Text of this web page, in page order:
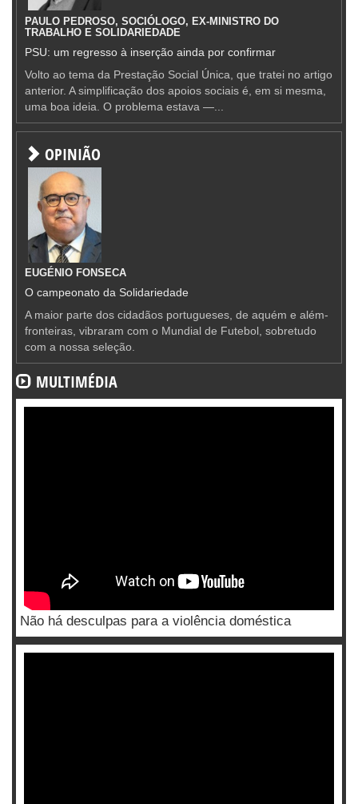
PAULO PEDROSO, SOCIÓLOGO, EX-MINISTRO DO
TRABALHO E SOLIDARIEDADE
PSU: um regresso à inserção ainda por confirmar
Volto ao tema da Prestação Social Única, que tratei no artigo
anterior. A simplificação dos apoios sociais é, em si mesma,
uma boa ideia. O problema estava —...
OPINIÃO
EUGÉNIO FONSECA
O campeonato da Solidariedade
A maior parte dos cidadãos portugueses, de aquém e além-
fronteiras, vibraram com o Mundial de Futebol, sobretudo
com a nossa seleção.
MULTIMÉDIA
Não há desculpas para a violência doméstica